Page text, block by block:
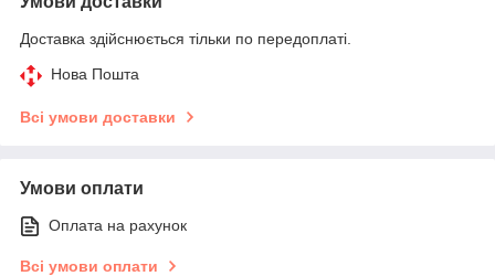
Доставка здійснюється тільки по передоплаті.
Нова Пошта
Всі умови доставки
Умови оплати
Оплата на рахунок
Всі умови оплати